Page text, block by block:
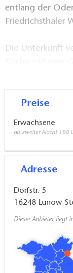
entlang der
Friedrichsthaler
Die Unterkunft
Küche inklusive
gemütliche
Preise
Erwachsene
ab zweiter Nacht 100
Adresse
Dorfstr. 5
16248 Lunow-
Dieser Anbieter liegt